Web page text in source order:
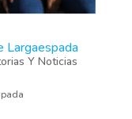
Largaespada
Y Noticias